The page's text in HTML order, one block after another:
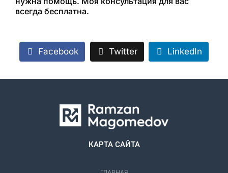
всегда бесплатна.
Facebook Twitter LinkedIn
КАРТА САЙТА